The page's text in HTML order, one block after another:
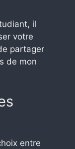
il
votre
partager
de mon
entre